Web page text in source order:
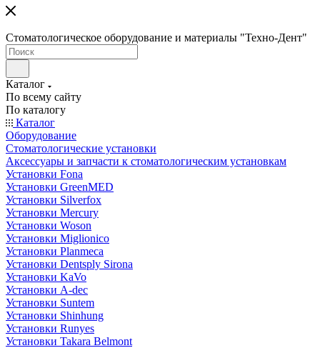
Стоматологическое оборудование и материалы "Техно-Дент"
Каталог
По всему сайту
По каталогу
Каталог
Оборудование
Стоматологические установки
Аксессуары и запчасти к стоматологическим установкам
Установки Fona
Установки GreenMED
Установки Silverfox
Установки Mercury
Установки Woson
Установки Miglionico
Установки Planmeca
Установки Dentsply Sirona
Установки KaVo
Установки A-dec
Установки Suntem
Установки Shinhung
Установки Runyes
Установки Takara Belmont